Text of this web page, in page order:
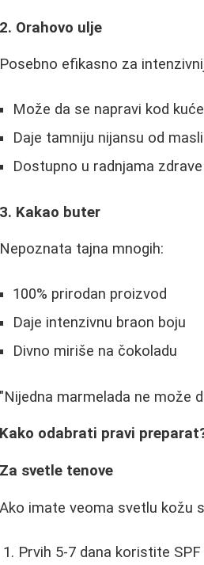
2. Orahovo ulje
Posebno efikasno za
Može da se napravi kod
Daje tamniju nijansu od
Dostupno u radnjama
3. Kakao buter
Nepoznata tajna mnogih:
100% prirodan proizvod
Daje intenzivnu braon boju
Divno miriše na čokoladu
"Nijedna marmelada ne može
Kako odabrati pravi
Za svetle tenove
Ako imate veoma svetlu kožu
Prvih 5-7 dana koristite SPF